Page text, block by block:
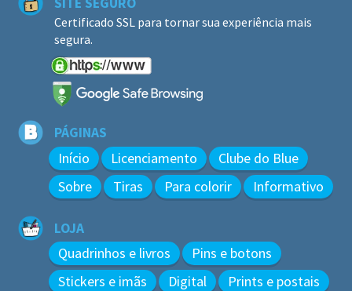
Certificado SSL para tornar sua experiência mais
segura.
PÁGINAS
Início Licenciamento
Clube do Blue
Sobre
Tiras Para colorir Informativo
LOJA
Quadrinhos e livros
Pins e botons
Stickers e imãs
Digital Prints e postais